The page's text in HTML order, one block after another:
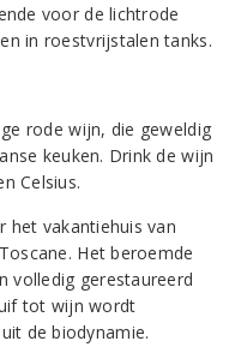
voor de lichtrode
in roestvrijstalen tanks.
rode wijn, die geweldig
keuken. Drink de wijn
Celsius.
het vakantiehuis van
Het beroemde
volledig gerestaureerd
tot wijn wordt
de biodynamie.